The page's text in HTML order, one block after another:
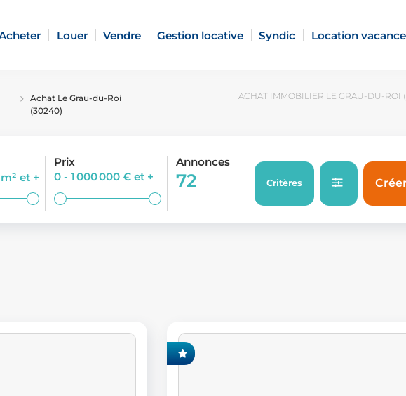
Louer Vendre Gestion locative Syndic Location
Achat Le Grau-du-Roi
(30240)
ACHAT IMMOBILIER LE GRAU-DU-ROI
m²et +
Prix
0 - 1 000 000 €et +
Annonces
72 Critères